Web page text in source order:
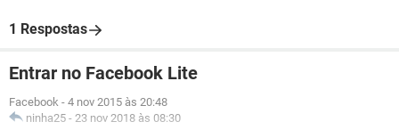
1 Respostas
Entrar no Facebook Lite
Facebook - 4 nov 2015 às 20:48
ninha25 - 23 nov 2018 às 08:30